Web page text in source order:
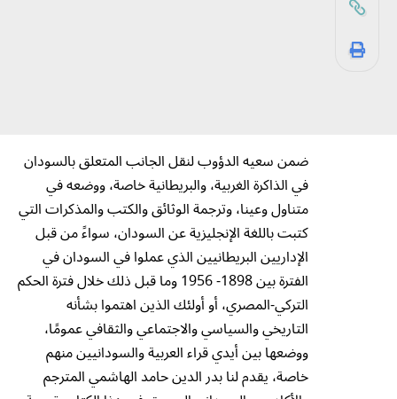
ضمن سعيه الدؤوب لنقل الجانب المتعلق بالسودان
في الذاكرة الغربية، والبريطانية خاصة، ووضعه في
متناول وعينا، وترجمة الوثائق والكتب والمذكرات التي
كتبت باللغة الإنجليزية عن السودان، سواءً من قبل
الإداريين البريطانيين الذي عملوا في السودان في
الفترة بين 1898- 1956 وما قبل ذلك خلال فترة الحكم
التركي-المصري، أو أولئك الذين اهتموا بشأنه
التاريخي والسياسي والاجتماعي والثقافي عمومًا،
ووضعها بين أيدي قراء العربية والسودانيين منهم
خاصة، يقدم لنا بدر الدين حامد الهاشمي المترجم